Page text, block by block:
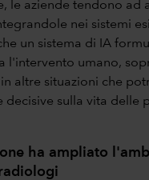
le aziende tendono ad
nei sistemi
un sistema di IA
l'intervento umano,
altre situazioni che
decisive sulla vita delle
ha ampliato